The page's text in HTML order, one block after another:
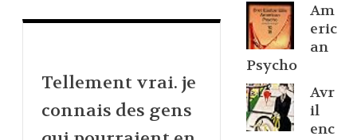
Tellement vrai. je
connais des gens
Am
eric
an
Psycho
Avr
il
enc